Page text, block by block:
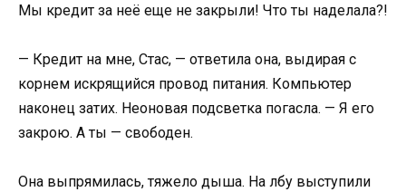
Мы кредит за неё еще не закрыли! Что ты наделала?!
— Кредит на мне, Стас, — ответила она, выдирая с
корнем искрящийся провод питания. Компьютер
наконец затих. Неоновая подсветка погасла. — Я его
закрою. А ты — свободен.
Она выпрямилась, тяжело дыша. На лбу выступили